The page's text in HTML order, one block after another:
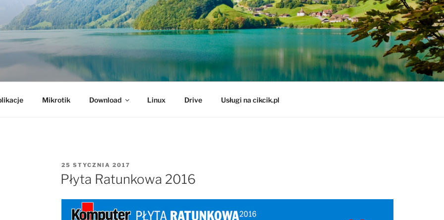
Mikrotik Download Linux Drive Usługi na cikcik.pl
OPUBLIKOWANE
W
25 STYCZNIA 2017
Płyta Ratunkowa 2016